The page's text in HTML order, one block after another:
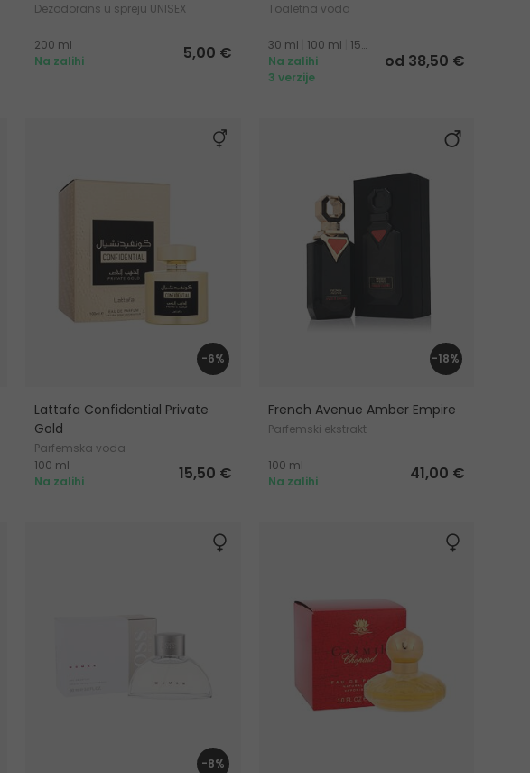
Dezodorans u spreju UNISEX
200 ml
Na zalihi
5,00 €
Toaletna voda
30 ml 100 ml
150 ml
Na zalihi
3 verzije
od 38,50 €
-6%
Lattafa Confidential Private
Gold
Parfemska voda
100 ml
Na zalihi
15,50 €
-18%
French Avenue Amber Empire
Parfemski ekstrakt
100 ml
Na zalihi
41,00 €
-8%